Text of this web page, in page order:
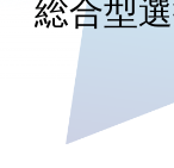
総合型